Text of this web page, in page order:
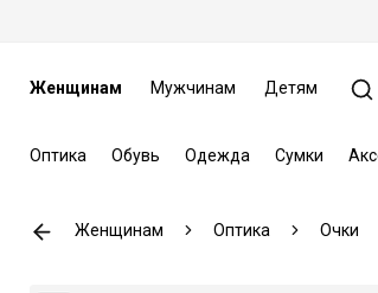
Женщинам Мужчинам Детям
Оптика Обувь Одежда Сумки
Женщинам Оптика Очки